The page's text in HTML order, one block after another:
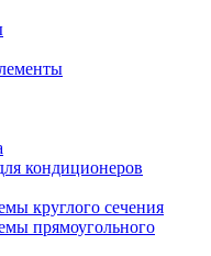
кондиционеров
круглого сечения
прямоугольного